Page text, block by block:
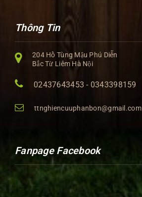
Thông Tin
204 Hồ Tùng Mậu Phú Diễn
Bắc Từ Liêm Hà Nội
02437643453 - 0343398159
ttnghiencuuphanbon@gmail.com
Fanpage Facebook